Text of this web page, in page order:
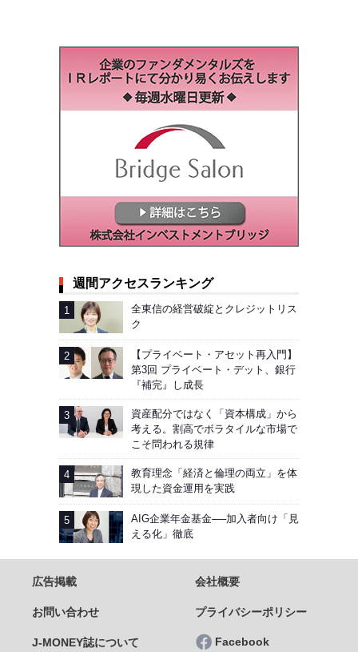
週間アクセスランキング
全東信の経営破綻とクレジットリス
ク
【プライベート・アセット再入門】
第3回 プライベート・デット、銀行
『補完』し成長
資産配分ではなく「資本構成」から
考える。割高でボラタイルな市場で
こそ問われる規律
教育理念「経済と倫理の両立」を体
現した資金運用を実践
AIG企業年金基金──加入者向け「見
える化」徹底
広告掲載 会社概要
お問い合わせ プライバシーポリシー
J-MONEY誌について Facebook